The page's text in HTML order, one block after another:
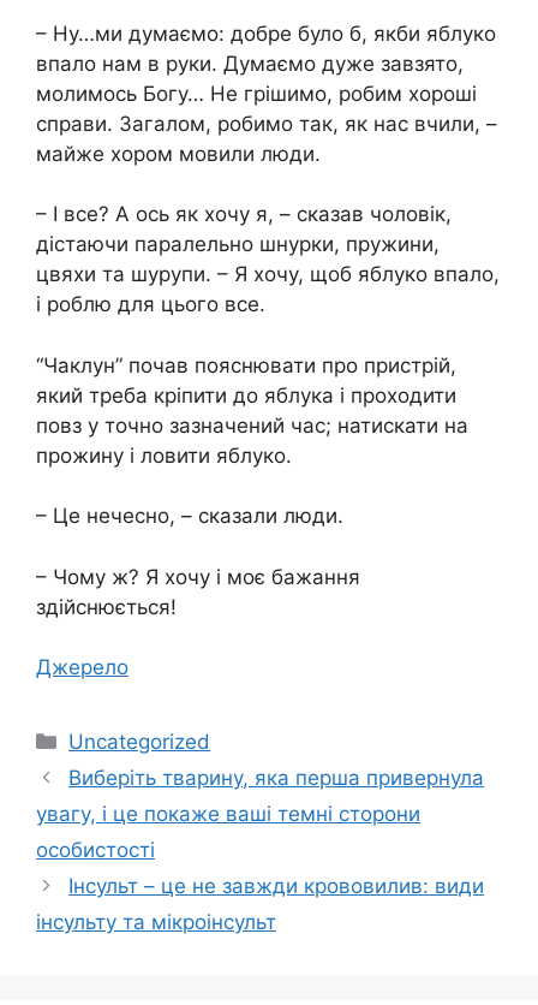
– Ну…ми думаємо: добре було б, якби яблуко
впало нам в руки. Думаємо дуже завзято,
молимось Богу… Не грішимо, робим хороші
справи. Загалом, робимо так, як нас вчили, –
майже хором мовили люди.
– І все? А ось як хочу я, – сказав чоловік,
дістаючи паралельно шнурки, пружини,
цвяхи та шурупи. – Я хочу, щоб яблуко впало,
і роблю для цього все.
“Чаклун” почав пояснювати про пристрій,
який треба кріпити до яблука і проходити
повз у точно зазначений час; натискати на
прожину і ловити яблуко.
– Це нечесно, – сказали люди.
– Чому ж? Я хочу і моє бажання
здійснюється!
Джерело
Категорії
Uncategorized
Виберіть тварину, яка перша привернула
увагу, і це покаже ваші темні сторони
особистості
Інсульт – це не завжди крововилив: види
інсульту та мікроінсульт